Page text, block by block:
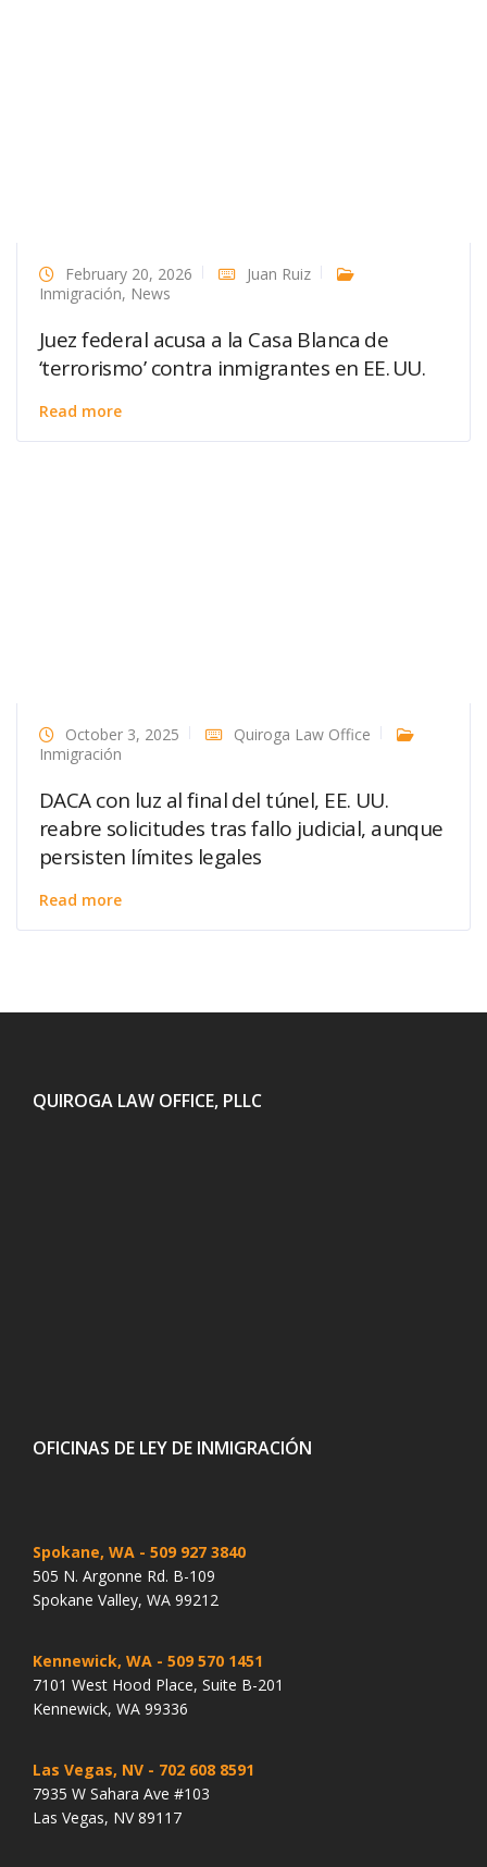
February 20, 2026
Juan Ruiz
Inmigración, News
Juez federal acusa a la Casa Blanca de
‘terrorismo’ contra inmigrantes en EE. UU.
Read more
October 3, 2025
Quiroga Law Office
Inmigración
DACA con luz al final del túnel, EE. UU.
reabre solicitudes tras fallo judicial, aunque
persisten límites legales
Read more
QUIROGA LAW OFFICE, PLLC
OFICINAS DE LEY DE INMIGRACIÓN
Spokane, WA - 509 927 3840
505 N. Argonne Rd. B-109
Spokane Valley, WA 99212
Kennewick, WA - 509 570 1451
7101 West Hood Place, Suite B-201
Kennewick, WA 99336
Las Vegas, NV - 702 608 8591
7935 W Sahara Ave #103
Las Vegas, NV 89117